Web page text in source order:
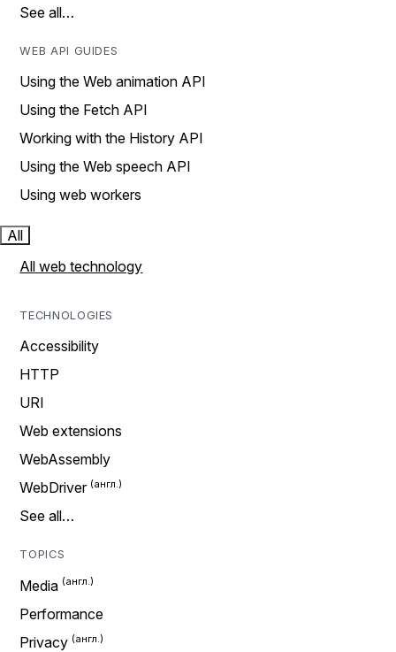
See all…
WEB API GUIDES
Using the Web animation API
Using the Fetch API
Working with the History API
Using the Web speech API
Using web workers
All
All web technology
TECHNOLOGIES
Accessibility
HTTP
URI
Web extensions
WebAssembly
WebDriver
See all…
TOPICS
Media
Performance
Privacy